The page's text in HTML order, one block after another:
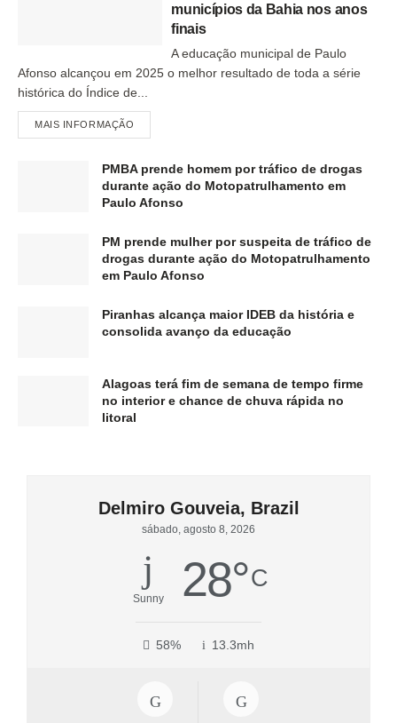
municípios da Bahia nos anos
finais
A educação municipal de Paulo
Afonso alcançou em 2025 o melhor resultado de toda a série
histórica do Índice de...
MAIS INFORMAÇÃO
PMBA prende homem por tráfico de drogas
durante ação do Motopatrulhamento em
Paulo Afonso
PM prende mulher por suspeita de tráfico de
drogas durante ação do Motopatrulhamento
em Paulo Afonso
Piranhas alcança maior IDEB da história e
consolida avanço da educação
Alagoas terá fim de semana de tempo firme
no interior e chance de chuva rápida no
litoral
Delmiro Gouveia, Brazil
sábado, agosto 8, 2026
Sunny 28°C
58% 13.3mh